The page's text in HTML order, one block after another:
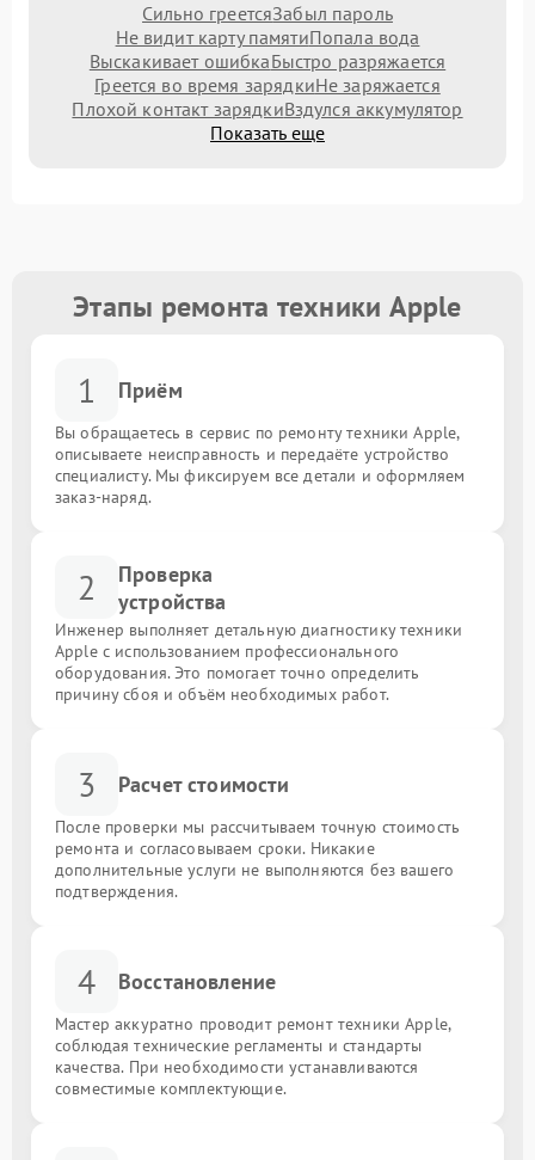
Сильно греетсяЗабыл пароль
Не видит карту памятиПопала вода
Выскакивает ошибкаБыстро разряжается
Греется во время зарядкиНе заряжается
Плохой контакт зарядкиВздулся аккумулятор
Показать еще
Этапы ремонта техники Apple
1 Приём
Вы обращаетесь в сервис по ремонту техники Apple,
описываете неисправность и передаёте устройство
специалисту. Мы фиксируем все детали и оформляем
заказ-наряд.
2
Проверка
устройства
Инженер выполняет детальную диагностику техники
Apple с использованием профессионального
оборудования. Это помогает точно определить
причину сбоя и объём необходимых работ.
3 Расчет стоимости
После проверки мы рассчитываем точную стоимость
ремонта и согласовываем сроки. Никакие
дополнительные услуги не выполняются без вашего
подтверждения.
4 Восстановление
Мастер аккуратно проводит ремонт техники Apple,
соблюдая технические регламенты и стандарты
качества. При необходимости устанавливаются
совместимые комплектующие.